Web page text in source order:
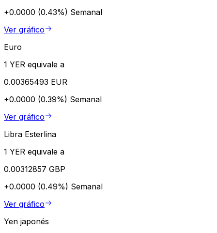
+0.0000 (0.43%) Semanal
Ver gráfico
Euro
1 YER equivale a
0.00365493 EUR
+0.0000 (0.39%) Semanal
Ver gráfico
Libra Esterlina
1 YER equivale a
0.00312857 GBP
+0.0000 (0.49%) Semanal
Ver gráfico
Yen japonés